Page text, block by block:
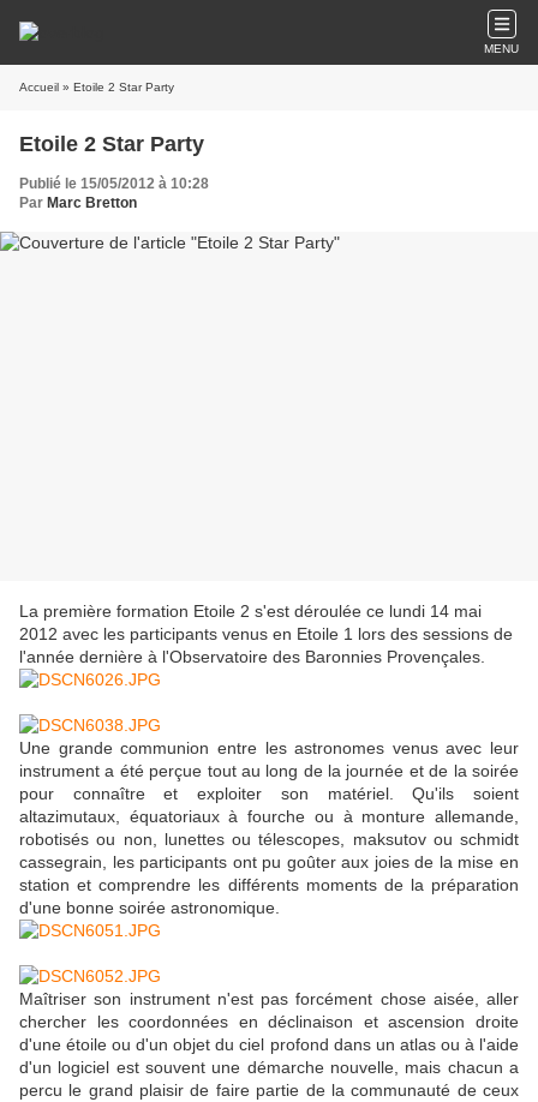
MENU
Accueil » Etoile 2 Star Party
Etoile 2 Star Party
Publié le 15/05/2012 à 10:28
Par Marc Bretton
La première formation Etoile 2 s'est déroulée ce lundi 14 mai
2012 avec les participants venus en Etoile 1 lors des sessions de
l'année dernière à l'Observatoire des Baronnies Provençales.
Une grande communion entre les astronomes venus avec leur
instrument a été perçue tout au long de la journée et de la soirée
pour connaître et exploiter son matériel. Qu'ils soient
altazimutaux, équatoriaux à fourche ou à monture allemande,
robotisés ou non, lunettes ou télescopes, maksutov ou schmidt
cassegrain, les participants ont pu goûter aux joies de la mise en
station et comprendre les différents moments de la préparation
d'une bonne soirée astronomique.
Maîtriser son instrument n'est pas forcément chose aisée, aller
chercher les coordonnées en déclinaison et ascension droite
d'une étoile ou d'un objet du ciel profond dans un atlas ou à l'aide
d'un logiciel est souvent une démarche nouvelle, mais chacun a
percu le grand plaisir de faire partie de la communauté de ceux